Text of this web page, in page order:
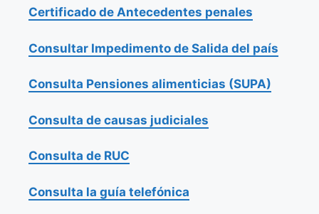
Certificado de Antecedentes penales
Consultar Impedimento de Salida del país
Consulta Pensiones alimenticias (SUPA)
Consulta de causas judiciales
Consulta de RUC
Consulta la guía telefónica